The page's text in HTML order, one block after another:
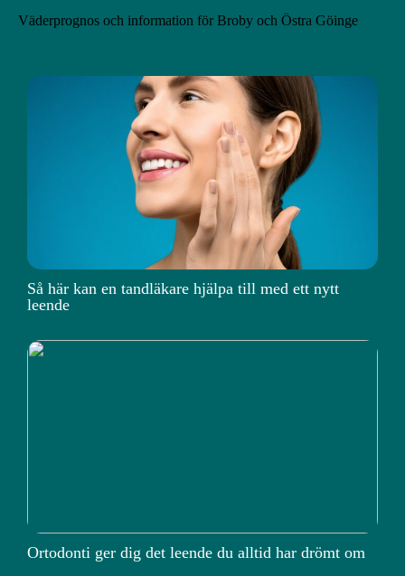
Väderprognos och information för Broby och Östra Göinge
Så här kan en tandläkare hjälpa till med ett nytt
leende
Ortodonti ger dig det leende du alltid har drömt om